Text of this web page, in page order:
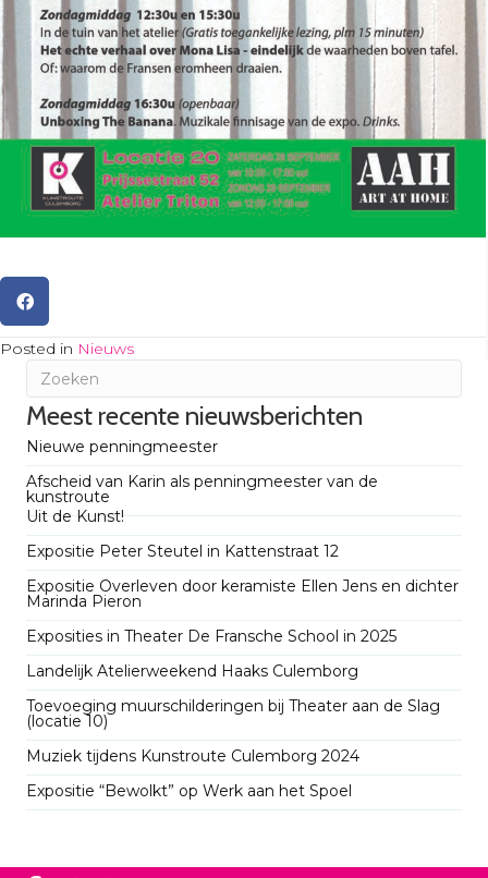
Posted in Nieuws
Meest recente nieuwsberichten
Nieuwe penningmeester
Afscheid van Karin als penningmeester van de
kunstroute
Uit de Kunst!
Expositie Peter Steutel in Kattenstraat 12
Expositie Overleven door keramiste Ellen Jens en dichter
Marinda Pieron
Exposities in Theater De Fransche School in 2025
Landelijk Atelierweekend Haaks Culemborg
Toevoeging muurschilderingen bij Theater aan de Slag
(locatie 10)
Muziek tijdens Kunstroute Culemborg 2024
Expositie “Bewolkt” op Werk aan het Spoel